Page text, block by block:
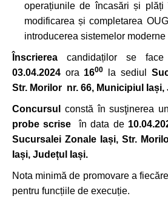
operațiunile de încasări și plăți
modificarea și completarea
introducerea sistemelor moderne
Înscrierea candidaților se
03.04.2024 ora 1600 la sediul
Str. Morilor nr. 66, Municipiul Iași,
Concursul constă în susţinerea
probe scrise în data de
Sucursalei Zonale Iași, Str.
Iași, Județul Iași.
Nota minimă de promovare a
pentru funcțiile de execuție.